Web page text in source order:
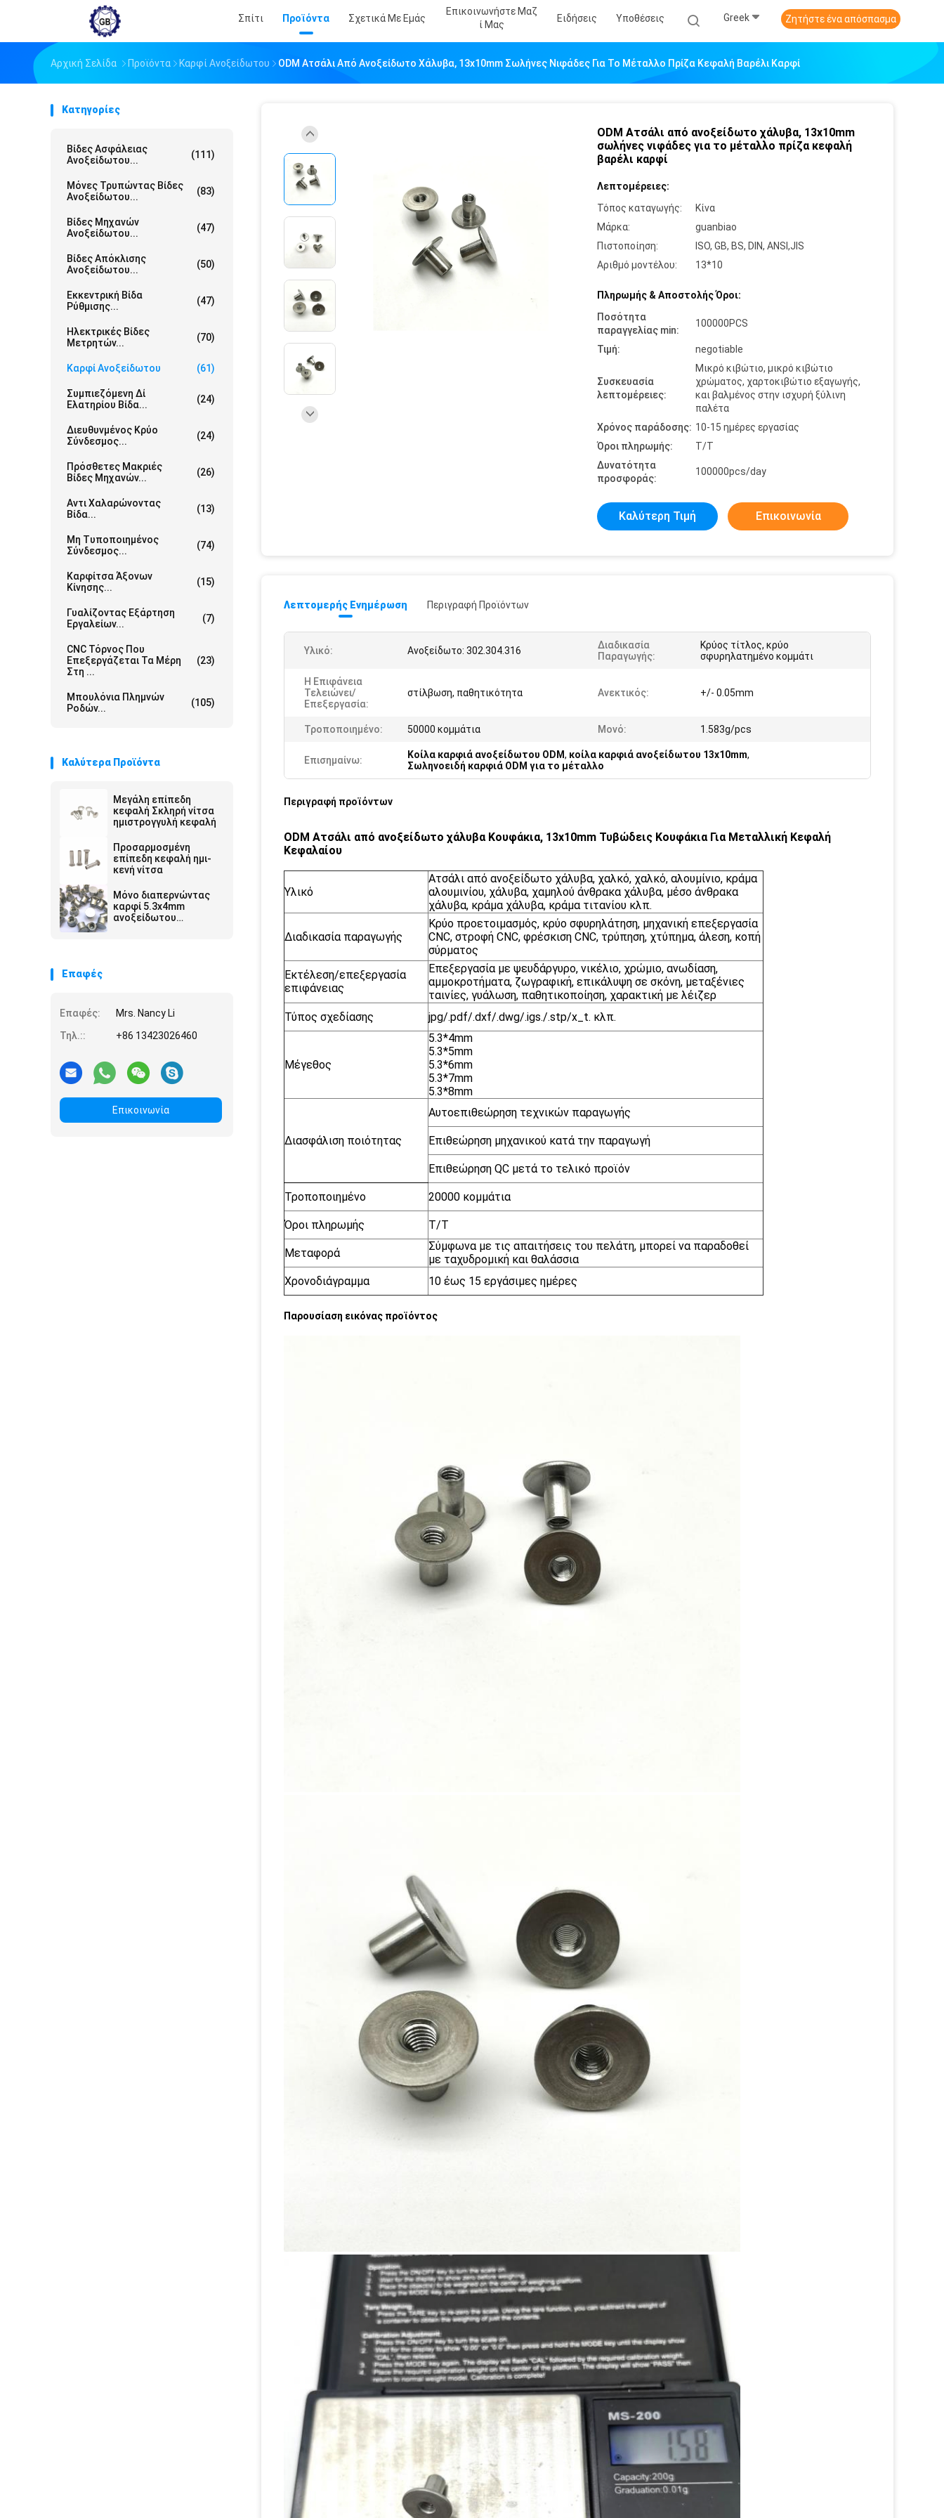
Σπίτι Προϊόντα Σχετικά Με Εμάς
Επικοινωνήστε Μαζ
Ί Μας
Ειδήσεις Υποθέσεις Greek Ζητήστε ένα απόσπασμα
Αρχική Σελίδα Προϊόντα Καρφί Ανοξείδωτου ODM Ατσάλι Από Ανοξείδωτο Χάλυβα, 13x10mm Σωλήνες Νιφάδες Για Το Μέταλλο Πρίζα Κεφαλή Βαρέλι Καρφί
Κατηγορίες
Βίδες Ασφάλειας
Ανοξείδωτου...
(111)
Μόνες Τρυπώντας Βίδες
Ανοξείδωτου...
(83)
Βίδες Μηχανών
Ανοξείδωτου...
(47)
Βίδες Απόκλισης
Ανοξείδωτου...
(50)
Εκκεντρική Βίδα
Ρύθμισης...
(47)
Ηλεκτρικές Βίδες
Μετρητών...
(70)
Καρφί Ανοξείδωτου (61)
Συμπιεζόμενη Δί
Ελατηρίου Βίδα...
(24)
Διευθυνμένος Κρύο
Σύνδεσμος...
(24)
Πρόσθετες Μακριές
Βίδες Μηχανών...
(26)
Αντι Χαλαρώνοντας
Βίδα...
(13)
Μη Τυποποιημένος
Σύνδεσμος...
(74)
Καρφίτσα Άξονων
Κίνησης...
(15)
Γυαλίζοντας Εξάρτηση
Εργαλείων...
(7)
CNC Τόρνος Που
Επεξεργάζεται Τα Μέρη
Στη ...
(23)
Μπουλόνια Πλημνών
Ροδών...
(105)
Καλύτερα Προϊόντα
Μεγάλη επίπεδη
κεφαλή Σκληρή νίτσα
ημιστρογγυλή κεφαλή
Προσαρμοσμένη
επίπεδη κεφαλή ημι-
κενή νίτσα
Μόνο διαπερνώντας
καρφί 5.3x4mm
ανοξείδωτου
Επαφές
Επαφές:
Mrs. Nancy Li
Τηλ.::
+86 13423026460
Επικοινωνία
ODM Ατσάλι από ανοξείδωτο χάλυβα, 13x10mm
σωλήνες νιφάδες για το μέταλλο πρίζα κεφαλή
βαρέλι καρφί
Λεπτομέρειες:
Τόπος καταγωγής:
Κίνα
Μάρκα:
guanbiao
Πιστοποίηση:
ISO, GB, BS, DIN, ANSI,JIS
Αριθμό μοντέλου:
13*10
Πληρωμής & Αποστολής Όροι:
Ποσότητα
παραγγελίας min:
100000PCS
Τιμή: negotiable
Συσκευασία
λεπτομέρειες:
Μικρό κιβώτιο, μικρό κιβώτιο
χρώματος, χαρτοκιβώτιο εξαγωγής,
και βαλμένος στην ισχυρή ξύλινη
παλέτα
Χρόνος παράδοσης: 10-15 ημέρες εργασίας
Όροι πληρωμής:
T/T
Δυνατότητα
προσφοράς:
100000pcs/day
Καλύτερη Τιμή Επικοινωνία
Λεπτομερής Ενημέρωση Περιγραφή Προϊόντων
Υλικό: Ανοξείδωτο: 302.304.316
Διαδικασία
Παραγωγής:
Κρύος τίτλος, κρύο
σφυρηλατημένο κομμάτι
Η Επιφάνεια
Τελειώνει/
Επεξεργασία:
στίλβωση, παθητικότητα Ανεκτικός: +/- 0.05mm
Τροποποιημένο: 50000 κομμάτια Μονό: 1.583g/pcs
Επισημαίνω: Κοίλα καρφιά ανοξείδωτου ODM, κοίλα καρφιά ανοξείδωτου 13x10mm,
Σωληνοειδή καρφιά ODM για το μέταλλο
Περιγραφή προϊόντων
ODM Ατσάλι από ανοξείδωτο χάλυβα Κουφάκια, 13x10mm Τυβώδεις Κουφάκια Για Μεταλλική Κεφαλή
Κεφαλαίου
Υλικό
Ατσάλι από ανοξείδωτο χάλυβα, χαλκό, χαλκό, αλουμίνιο, κράμα
αλουμινίου, χάλυβα, χαμηλού άνθρακα χάλυβα, μέσο άνθρακα
χάλυβα, κράμα χάλυβα, κράμα τιτανίου κλπ.
Διαδικασία παραγωγής
Κρύο προετοιμασμός, κρύο σφυρηλάτηση, μηχανική επεξεργασία
CNC, στροφή CNC, φρέσκιση CNC, τρύπηση, χτύπημα, άλεση, κοπή
σύρματος
Εκτέλεση/επεξεργασία
επιφάνειας
Επεξεργασία με ψευδάργυρο, νικέλιο, χρώμιο, ανωδίαση,
αμμοκροτήματα, ζωγραφική, επικάλυψη σε σκόνη, μεταξένιες
ταινίες, γυάλωση, παθητικοποίηση, χαρακτική με λέιζερ
Τύπος σχεδίασης
jpg/.pdf/.dxf/.dwg/.igs./.stp/x_t. κλπ.
Μέγεθος
5.3*4mm
5.3*5mm
5.3*6mm
5.3*7mm
5.3*8mm
Διασφάλιση ποιότητας
Αυτοεπιθεώρηση τεχνικών παραγωγής
Επιθεώρηση μηχανικού κατά την παραγωγή
Επιθεώρηση QC μετά το τελικό προϊόν
Τροποποιημένο 20000 κομμάτια
Όροι πληρωμής Τ/Τ
Μεταφορά
Σύμφωνα με τις απαιτήσεις του πελάτη, μπορεί να παραδοθεί
με ταχυδρομική και θαλάσσια
Χρονοδιάγραμμα
10 έως 15 εργάσιμες ημέρες
Παρουσίαση εικόνας προϊόντος